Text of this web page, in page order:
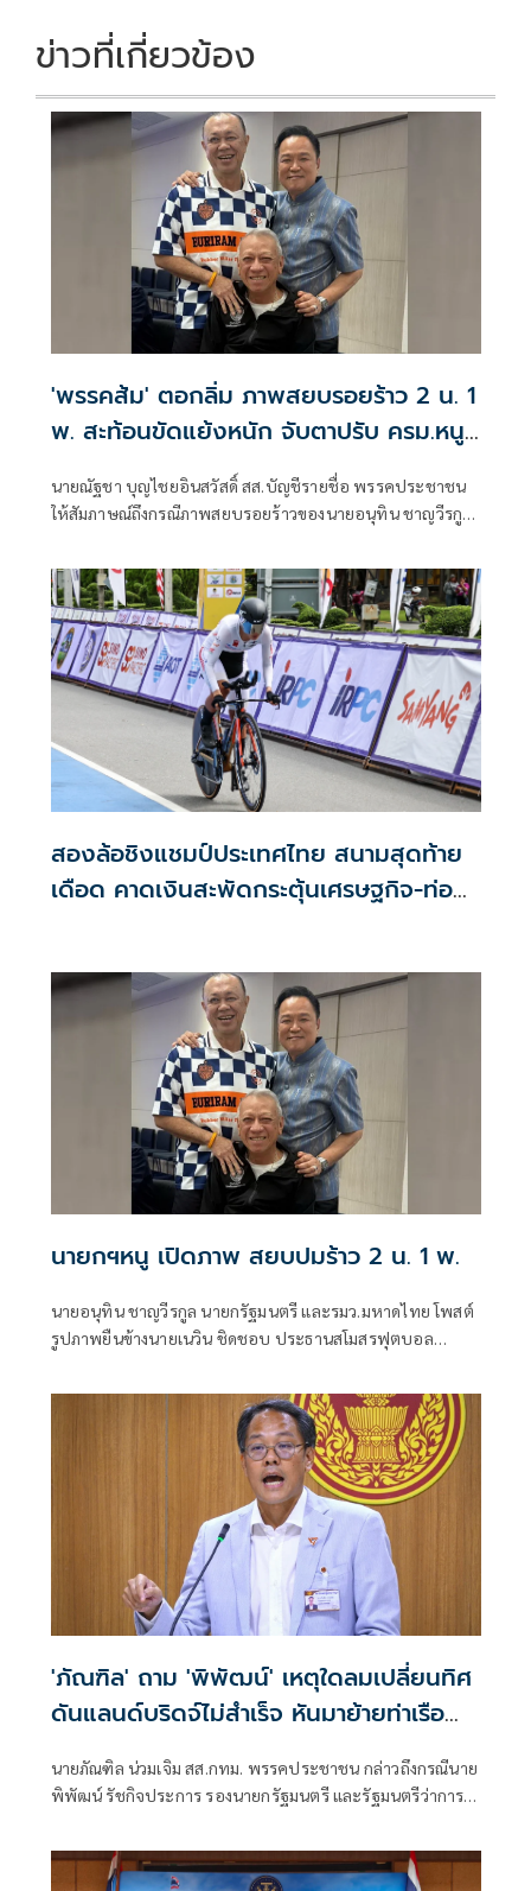
ข่าวที่เกี่ยวข้อง
'พรรคส้ม' ตอกลิ่ม ภาพสยบรอยร้าว 2 น. 1
พ. สะท้อนขัดแย้งหนัก จับตาปรับ ครม.หนู
2 จูบปากหรือเขี่ยทิ้ง
นายณัฐชา บุญไชยอินสวัสดิ์ สส.บัญชีรายชื่อ พรรคประชาชน
ให้สัมภาษณ์ถึงกรณีภาพสยบรอยร้าวของนายอนุทิน ชาญวีรกูล
หัวหน้าพรรคภูมิใจไทย กับนายเนวิน ชิดชอบ ประธานสโมสร
ฟุตบอลบุรีรัมย์ยูไนเต็ด และนายพิพัฒน์ รัชกิจประการ รอง
นายกรัฐมนตรี และรัฐมนตรีว่าการกระทรวงคมนาคม
สองล้อชิงแชมป์ประเทศไทย สนามสุดท้าย
เดือด คาดเงินสะพัดกระตุ้นเศรษฐกิจ-ท่อง
นายกฯหนู เปิดภาพ สยบปมร้าว 2 น. 1 พ.
นายอนุทิน ชาญวีรกูล นายกรัฐมนตรี และรมว.มหาดไทย โพสต์
รูปภาพยืนข้างนายเนวิน ชิดชอบ ประธานสโมสรฟุตบอล
'ภัณฑิล' ถาม 'พิพัฒน์' เหตุใดลมเปลี่ยนทิศ
ดันแลนด์บริดจ์ไม่สำเร็จ หันมาย้ายท่าเรือ
นายภัณฑิล น่วมเจิม สส.กทม. พรรคประชาชน กล่าวถึงกรณีนาย
พิพัฒน์ รัชกิจประการ รองนายกรัฐมนตรี และรัฐมนตรีว่าการ
แหลมฉบัง และพัฒนาพื้นที่เป็นเอ็นเตอร์เทนเมนต์คอมเพล็กซ์
(Entertainment Complex) โดยไม่มีกาสิโน ว่า หลังเลือกตั้ง